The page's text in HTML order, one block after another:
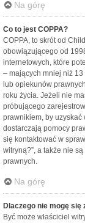
Na górę
Co to jest COPPA?
COPPA, to skrót od
obowiązującego od
internetowych, które
– mających mniej niż
lub opiekunów
roku życia. Jeżeli nie
próbującego
prawnikiem, by uzyskać
dostarczają pomocy
się kontaktować w
witryną?”, a także nie
prawnych.
Na górę
Dlaczego nie mogę
Być może właściciel